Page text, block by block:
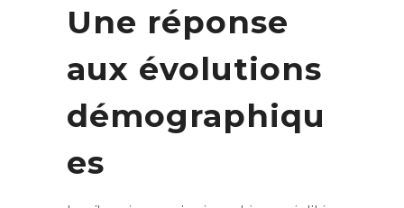
Une réponse
aux évolutions
démographiqu
es